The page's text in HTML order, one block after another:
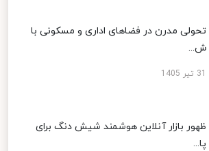
تحولی مدرن در فضاهای اداری و مسکونی با
ش...
ظهور بازار آنلاین هوشمند شیش دنگ برای
پا...